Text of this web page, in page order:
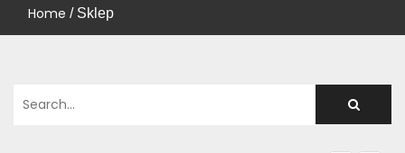
Home / Sklep